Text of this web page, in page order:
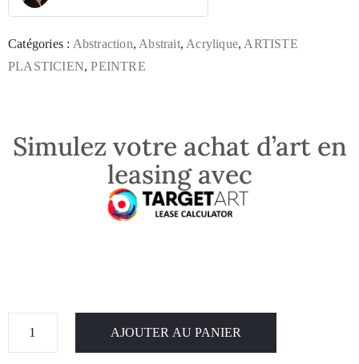
Catégories : Abstraction, Abstrait, Acrylique, ARTISTE
PLASTICIEN,PEINTRE
Simulez votre achat d’art en
leasing avec
AJOUTER AU PANIER